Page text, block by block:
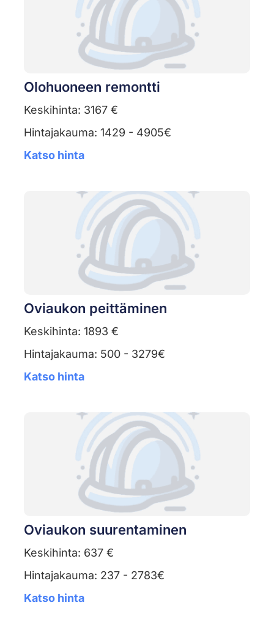
Olohuoneen remontti
Keskihinta: 3167 €
Hintajakauma: 1429 - 4905€
Katso hinta
Oviaukon peittäminen
Keskihinta: 1893 €
Hintajakauma: 500 - 3279€
Katso hinta
Oviaukon suurentaminen
Keskihinta: 637 €
Hintajakauma: 237 - 2783€
Katso hinta